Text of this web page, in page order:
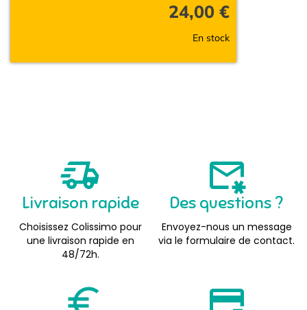
24,00 €
En stock
Livraison rapide
Choisissez Colissimo pour
une livraison rapide en
48/72h.
Des questions ?
Envoyez-nous un message
via le formulaire de contact.